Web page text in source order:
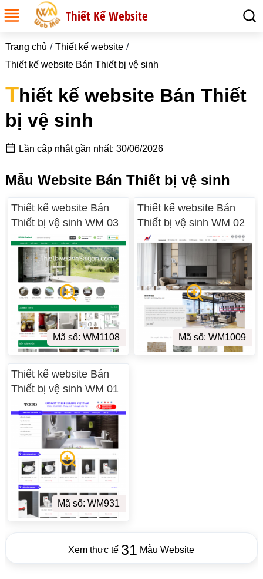
Thiết Kế Website
Trang chủ
Thiết kế website
Thiết kế website Bán Thiết bị vệ sinh
Thiết kế website Bán Thiết
bị vệ sinh
Lần cập nhật gần nhất: 30/06/2026
Mẫu Website Bán Thiết bị vệ sinh
Thiết kế website Bán
Thiết bị vệ sinh WM 03
Mã số: WM1108
Thiết kế website Bán
Thiết bị vệ sinh WM 02
Mã số: WM1009
Thiết kế website Bán
Thiết bị vệ sinh WM 01
Mã số: WM931
Xem thực tế 31 Mẫu Website